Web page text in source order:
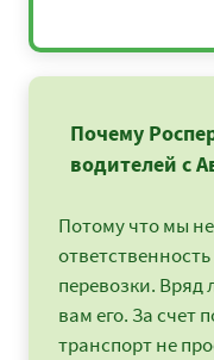
Почему
водителей с
Потому что мы
перевозки. Вряд
вам его. За счет
транспорт не